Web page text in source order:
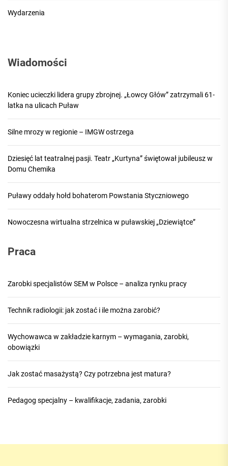
Wydarzenia
Wiadomości
Koniec ucieczki lidera grupy zbrojnej. „Łowcy Głów” zatrzymali 61-
latka na ulicach Puław
Silne mrozy w regionie – IMGW ostrzega
Dziesięć lat teatralnej pasji. Teatr „Kurtyna” świętował jubileusz w
Domu Chemika
Puławy oddały hołd bohaterom Powstania Styczniowego
Nowoczesna wirtualna strzelnica w puławskiej „Dziewiątce”
Praca
Zarobki specjalistów SEM w Polsce – analiza rynku pracy
Technik radiologii: jak zostać i ile można zarobić?
Wychowawca w zakładzie karnym – wymagania, zarobki,
obowiązki
Jak zostać masażystą? Czy potrzebna jest matura?
Pedagog specjalny – kwalifikacje, zadania, zarobki